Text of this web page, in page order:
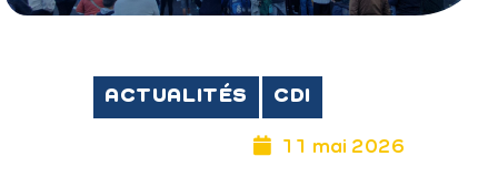
ACTUALITÉS CDI
11 mai 2026